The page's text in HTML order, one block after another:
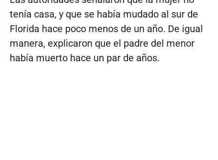
tenía casa, y que se había mudado al sur de
Florida hace poco menos de un año. De igual
manera, explicaron que el padre del menor
había muerto hace un par de años.